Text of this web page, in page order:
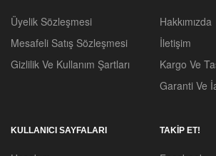
Üyelik Sözleşmesi
Mesafeli Satış Sözleşmesi
Gizlilik Ve Kullanım Şartları
Hakkımızda
İletişim
Kargo Ve
Garanti Ve
KULLANICI SAYFALARI TAKİP ET!